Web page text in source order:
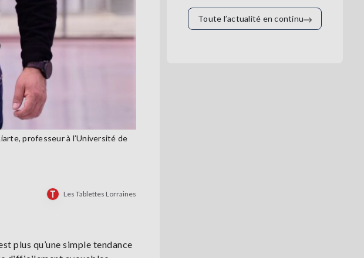
professeur à l’Université de
Les Tablettes Lorraines
plus qu’une simple tendance
Toute l’actualité en continu